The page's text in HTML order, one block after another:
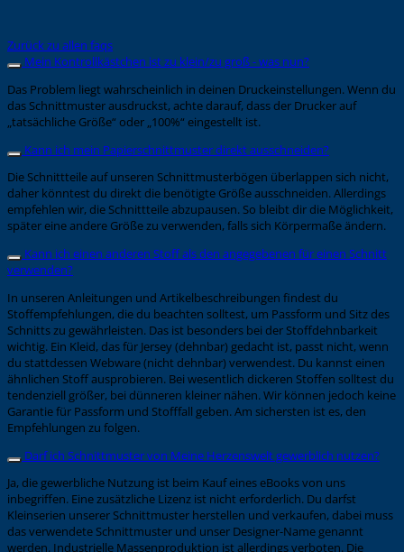
Zurück zu allen faqs
Mein Kontrollkästchen ist zu klein/zu groß - was nun?
Das Problem liegt wahrscheinlich in deinen Druckeinstellungen. Wenn du
das Schnittmuster ausdruckst, achte darauf, dass der Drucker auf
„tatsächliche Größe“ oder „100%“ eingestellt ist.
Kann ich mein Papierschnittmuster direkt ausschneiden?
Die Schnittteile auf unseren Schnittmusterbögen überlappen sich nicht,
daher könntest du direkt die benötigte Größe ausschneiden. Allerdings
empfehlen wir, die Schnittteile abzupausen. So bleibt dir die Möglichkeit,
später eine andere Größe zu verwenden, falls sich Körpermaße ändern.
Kann ich einen anderen Stoff als den angegebenen für einen Schnitt
verwenden?
In unseren Anleitungen und Artikelbeschreibungen findest du
Stoffempfehlungen, die du beachten solltest, um Passform und Sitz des
Schnitts zu gewährleisten. Das ist besonders bei der Stoffdehnbarkeit
wichtig. Ein Kleid, das für Jersey (dehnbar) gedacht ist, passt nicht, wenn
du stattdessen Webware (nicht dehnbar) verwendest. Du kannst einen
ähnlichen Stoff ausprobieren. Bei wesentlich dickeren Stoffen solltest du
tendenziell größer, bei dünneren kleiner nähen. Wir können jedoch keine
Garantie für Passform und Stofffall geben. Am sichersten ist es, den
Empfehlungen zu folgen.
Darf ich Schnittmuster von Meine Herzenswelt gewerblich nutzen?
Ja, die gewerbliche Nutzung ist beim Kauf eines eBooks von uns
inbegriffen. Eine zusätzliche Lizenz ist nicht erforderlich. Du darfst
Kleinserien unserer Schnittmuster herstellen und verkaufen, dabei muss
das verwendete Schnittmuster und unser Designer-Name genannt
werden. Industrielle Massenproduktion ist allerdings verboten. Die